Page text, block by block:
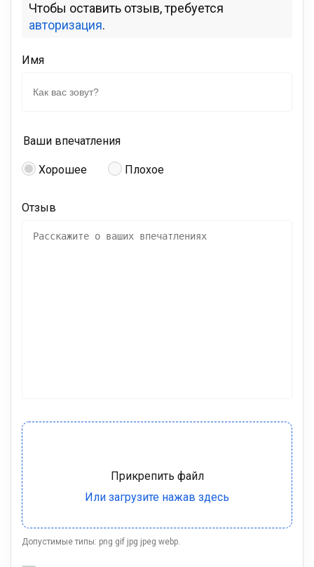
Чтобы оставить отзыв, требуется
авторизация.
Имя
Ваши впечатления
Хорошее Плохое
Отзыв
Допустимые типы: png gif jpg jpeg webp.